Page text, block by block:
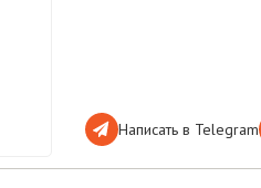
Написать в Telegram